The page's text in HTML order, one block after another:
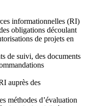
informationnelles (RI)
obligations découlant
de projets en
de suivi, des documents
auprès des
méthodes d’évaluation